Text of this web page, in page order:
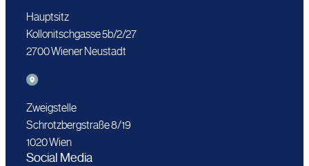
Hauptsitz
Kollonitschgasse 5b/2/27
2700 Wiener Neustadt
Zweigstelle
Schrotzbergstraße 8/19
1020 Wien
Social Media